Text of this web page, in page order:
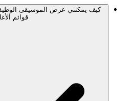
كيف يمكنني عرض الموسيقى
قوائم